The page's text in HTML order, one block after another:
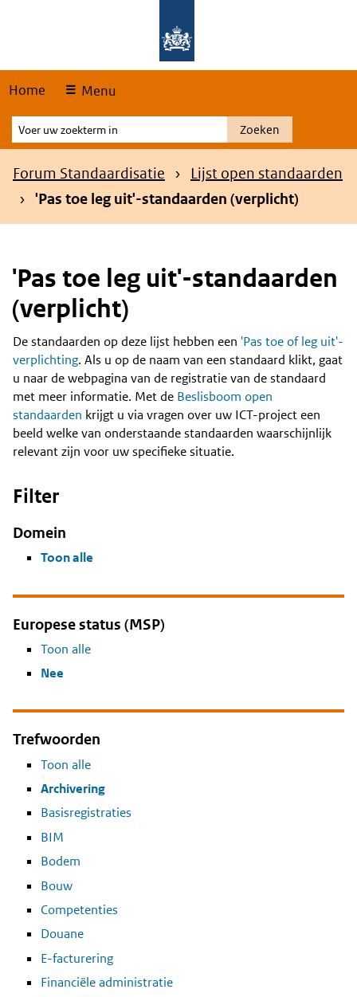
Home Menu
Voer
uw
zoekterm
Zoeken
Kruimelpad
Forum Standaardisatie
Lijst open standaarden
'Pas toe leg uit'-standaarden (verplicht)
'Pas toe leg uit'-standaarden
(verplicht)
Content
De standaarden op deze lijst hebben een 'Pas toe of leg uit'-
verplichting. Als u op de naam van een standaard klikt, gaat
u naar de webpagina van de registratie van de standaard
met meer informatie. Met de Beslisboom open
standaarden krijgt u via vragen over uw ICT-project een
beeld welke van onderstaande standaarden waarschijnlijk
relevant zijn voor uw specifieke situatie.
Filter
Domein
Toon alle
Europese status (MSP)
Toon alle
Nee
Trefwoorden
Toon alle
Archivering
Basisregistraties
BIM
Bodem
Bouw
Competenties
Douane
E-facturering
Financiële administratie